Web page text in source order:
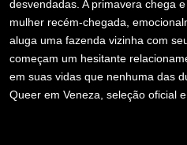
desvendadas. A primavera chega
mulher recém-chegada,
aluga uma fazenda vizinha com
começam um hesitante
em suas vidas que nenhuma das
Queer em Veneza, seleção oficial